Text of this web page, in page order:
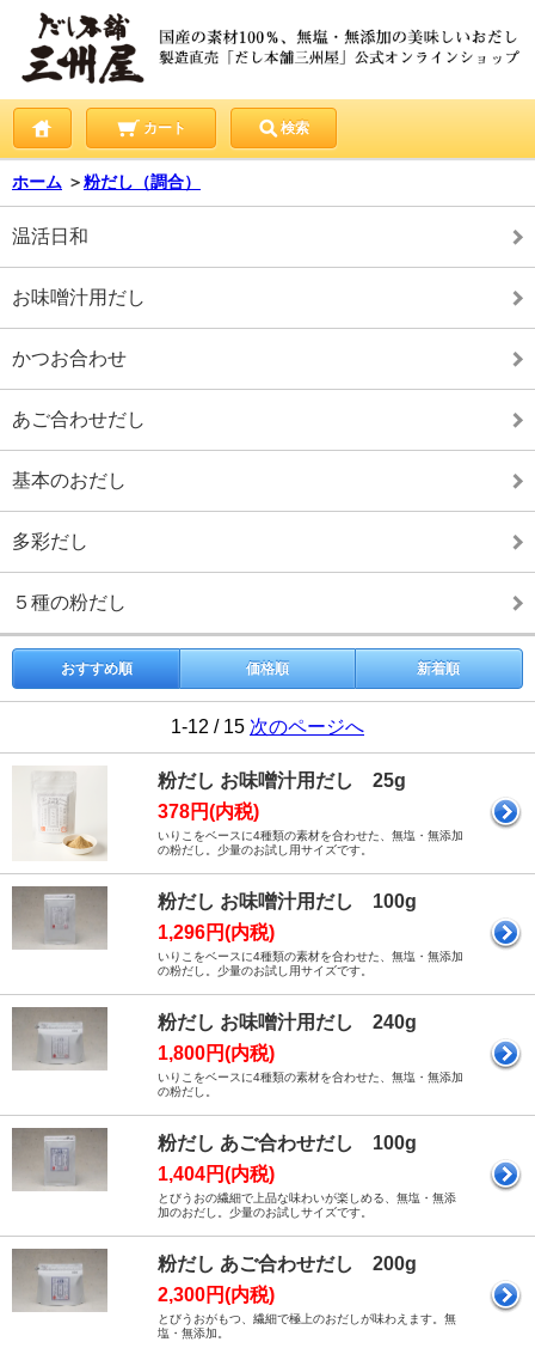
カート 検索
ホーム ＞粉だし（調合）
温活日和
お味噌汁用だし
かつお合わせ
あご合わせだし
基本のおだし
多彩だし
５種の粉だし
おすすめ順 価格順 新着順
1-12 / 15 次のページへ
粉だし お味噌汁用だし 25g
378円(内税)
いりこをベースに4種類の素材を合わせた、無塩・無添加
の粉だし。少量のお試し用サイズです。
粉だし お味噌汁用だし 100g
1,296円(内税)
いりこをベースに4種類の素材を合わせた、無塩・無添加
の粉だし。少量のお試し用サイズです。
粉だし お味噌汁用だし 240g
1,800円(内税)
いりこをベースに4種類の素材を合わせた、無塩・無添加
の粉だし。
粉だし あご合わせだし 100g
1,404円(内税)
とびうおの繊細で上品な味わいが楽しめる、無塩・無添
加のおだし。少量のお試しサイズです。
粉だし あご合わせだし 200g
2,300円(内税)
とびうおがもつ、繊細で極上のおだしが味わえます。無
塩・無添加。